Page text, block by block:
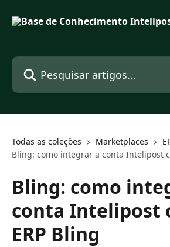
Pesquisar artigos...
Todas as coleções Marketplaces
Bling: como integrar a conta Intelipost
Bling: como
conta Intelipost
ERP Bling